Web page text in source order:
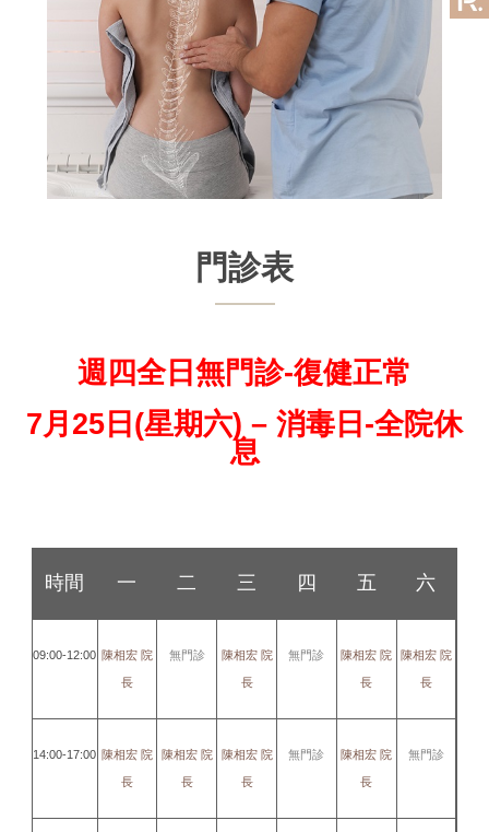
門診表
週四全日無門診-復健正常
7月25日(星期六) – 消毒日-全院休
息
時間 一 二 三 四 五 六
09:00-12:00 陳相宏 院
長
無門診 陳相宏 院
長
無門診 陳相宏 院
長
陳相宏 院
長
14:00-17:00 陳相宏 院
長
陳相宏 院
長
陳相宏 院
長
無門診 陳相宏 院
長
無門診